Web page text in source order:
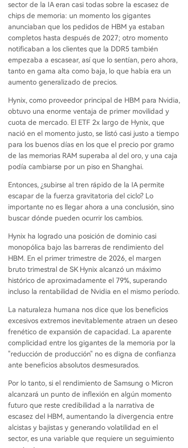
sector de la IA eran casi todas sobre la escasez de
chips de memoria: un momento los gigantes
anunciaban que los pedidos de HBM ya estaban
completos hasta después de 2027; otro momento
notificaban a los clientes que la DDR5 también
empezaba a escasear, así que lo sentían, pero ahora,
tanto en gama alta como baja, lo que había era un
aumento generalizado de precios.
Hynix, como proveedor principal de HBM para Nvidia,
obtuvo una enorme ventaja de primer movilidad y
cuota de mercado. El ETF 2x largo de Hynix, que
nació en el momento justo, se listó casi justo a tiempo
para los buenos días en los que el precio por gramo
de las memorias RAM superaba al del oro, y una caja
podía cambiarse por un piso en Shanghai.
Entonces, ¿subirse al tren rápido de la IA permite
escapar de la fuerza gravitatoria del ciclo? Lo
importante no es llegar ahora a una conclusión, sino
buscar dónde pueden ocurrir los cambios.
Hynix ha logrado una posición de dominio casi
monopólica bajo las barreras de rendimiento del
HBM. En el primer trimestre de 2026, el margen
bruto trimestral de SK Hynix alcanzó un máximo
histórico de aproximadamente el 79%, superando
incluso la rentabilidad de Nvidia en el mismo período.
La naturaleza humana nos dice que los beneficios
excesivos extremos inevitablemente atraen un deseo
frenético de expansión de capacidad. La aparente
complicidad entre los gigantes de la memoria por la
"reducción de producción" no es digna de confianza
ante beneficios absolutos desmesurados.
Por lo tanto, si el rendimiento de Samsung o Micron
alcanzará un punto de inflexión en algún momento
futuro que reste credibilidad a la narrativa de
escasez del HBM, aumentando la divergencia entre
alcistas y bajistas y generando volatilidad en el
sector, es una variable que requiere un seguimiento